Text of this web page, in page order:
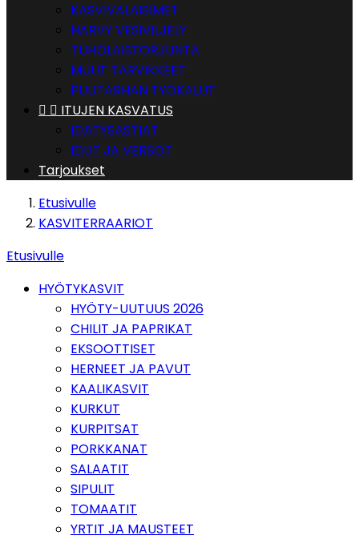
KASVIVALAISIMET
HARVY VESIVILJELY
TUHOLAISTORJUNTA
MUUT TARVIKKEET
PUUTARHAN TYÖKALUT
  ITUJEN KASVATUS
IDÄTYSASTIAT
IDUT JA VERSOT
Tarjoukset
Etusivulle
KASVITERRAARIOT
Etusivulle
HYÖTYKASVIT
HYÖTY-UUTUUS 2026
CHILIT JA PAPRIKAT
EKSOOTTISET
HERNEET JA PAVUT
KAALIKASVIT
KURKUT
KURPITSAT
PORKKANAT
SALAATIT
SIPULIT
TOMAATIT
YRTIT JA MAUSTEET